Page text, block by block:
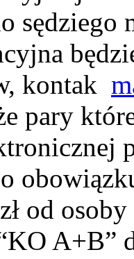
kontak
pary
od
A+B”